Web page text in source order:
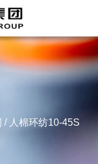
/ 人棉环纺10-45S